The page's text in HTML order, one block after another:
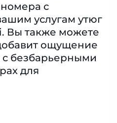
с
услугам утюг
Вы также можете
ощущение
безбарьерными
для